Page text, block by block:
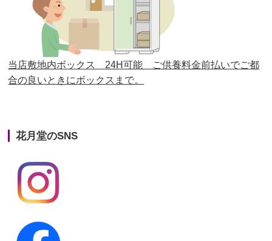
第25回人形供養祭 平成28年6月16日(木)
第24回人形供養祭 平成27年11月27日
第23回人形供養祭平成26年12月5日
第22回人形供養祭平成26年4月28日
第20回人形供養祭
第19回人形供養祭
第18回人形供養祭
当店敷地内ボックス 24H可能 ご供養料金前払いでご都
合の良いときにボックスまで。
花月堂のSNS